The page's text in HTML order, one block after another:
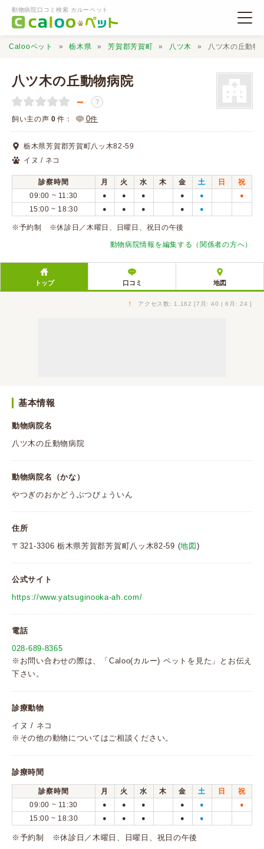
動物病院口コミ検索 カルーペット
動物病院検索
口コミ検索
Calooペットとは？
口コミ投稿
Calooペット 栃木県 芳賀郡芳賀町 八ツ木 八ツ木の丘動物
八ツ木の丘動物病院
－ ？
飼い主の声 0 件： 0件
栃木県芳賀郡芳賀町八ッ木82-59
イヌ / ネコ
診察時間 月 火 水 木 金 土 日
祝
09:00 ~ 11:30
● ● ● ● ● ●
15:00 ~ 18:30 ● ● ● ● ●
※予約制 ※休診日／木曜日、日曜日、祝日の午後
動物病院情報を編集する（関係者の方へ）
トップ 口コミ 地図
↑ アクセス数: 1,162 [7月: 40 | 6月: 24 ]
基本情報
動物病院名
八ツ木の丘動物病院
動物病院名（かな）
やつぎのおかどうぶつびょういん
住所
〒321-3306 栃木県芳賀郡芳賀町八ッ木82-59 (地図 )
公式サイト
https://www.yatsuginooka-ah.com/
電話
028-689-8365
※お問い合わせの際は、「Caloo(カルー) ペットを見た」とお伝え
下さい。
診療動物
イヌ / ネコ
※その他の動物についてはご相談ください。
診療時間
診察時間 月 火 水 木 金 土 日
祝
09:00 ~ 11:30
● ● ● ● ● ●
15:00 ~ 18:30 ● ● ● ● ●
※予約制 ※休診日／木曜日、日曜日、祝日の午後